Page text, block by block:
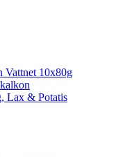
Vattnet 10x80g
Lax & Potatis